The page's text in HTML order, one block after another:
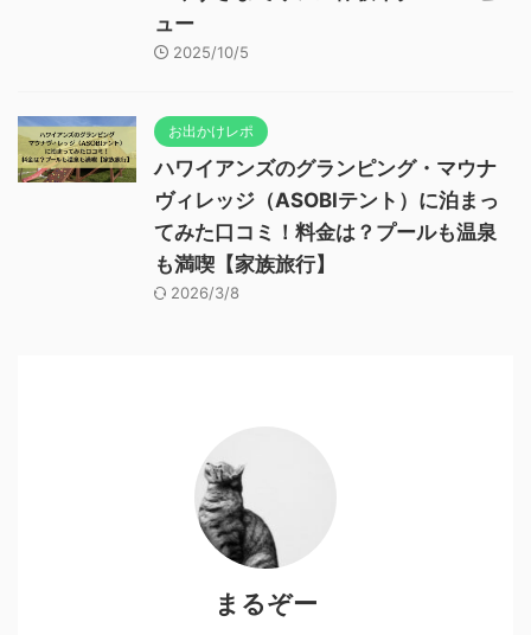
ュー
2025/10/5
お出かけレポ
ハワイアンズのグランピング・マウナ
ヴィレッジ（ASOBIテント）に泊まっ
てみた口コミ！料金は？プールも温泉
も満喫【家族旅行】
2026/3/8
まるぞー